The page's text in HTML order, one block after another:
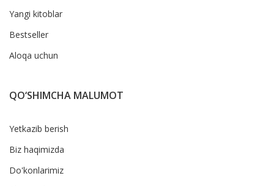
Yangi kitoblar
Bestseller
Aloqa uchun
QO‘SHIMCHA MALUMOT
Yetkazib berish
Biz haqimizda
Do'konlarimiz